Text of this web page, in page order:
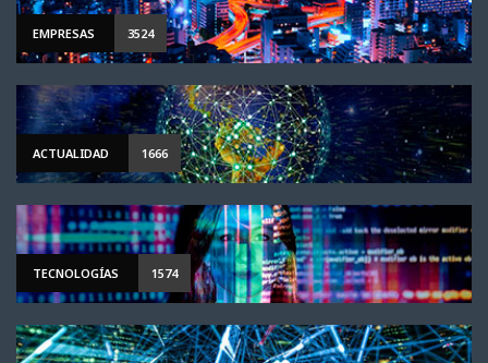
EMPRESAS 3524
ACTUALIDAD 1666
TECNOLOGÍAS 1574